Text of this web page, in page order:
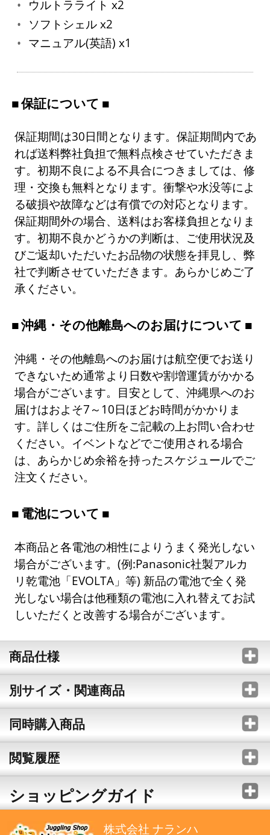
ウルトラライト x2
ソフトシェル x2
マニュアル(英語) x1
保証について
保証期間は30日間となります。保証期間内であ
れば送料弊社負担で無料点検させていただきま
す。初期不良による不具合につきましては、修
理・交換も無料となります。衝撃や水没等によ
る破損や故障などは有償での対応となります。
保証期間外の場合、送料はお客様負担となりま
す。初期不良かどうかの判断は、ご使用状況及
びご返却いただいたお品物の状態を拝見し、弊
社で判断させていただきます。あらかじめご了
承ください。
沖縄・その他離島へのお届けについて
沖縄・その他離島へのお届けは航空便でお送り
できないため通常より日数や割増運賃がかかる
場合がございます。目安として、沖縄県へのお
届けはおよそ7～10日ほどお時間がかかりま
す。詳しくはご住所をご記載の上お問い合わせ
ください。イベントなどでご使用される場合
は、あらかじめ余裕を持ったスケジュールでご
注文ください。
電池について
本商品と各電池の相性によりうまく発光しない
場合がございます。(例:Panasonic社製アルカ
リ乾電池「EVOLTA」等) 新品の電池で全く発
光しない場合は他種類の電池に入れ替えてお試
しいただくと改善する場合がございます。
商品仕様
別サイズ・関連商品
同時購入商品
閲覧履歴
ショッピングガイド
株式会社 ナランハ